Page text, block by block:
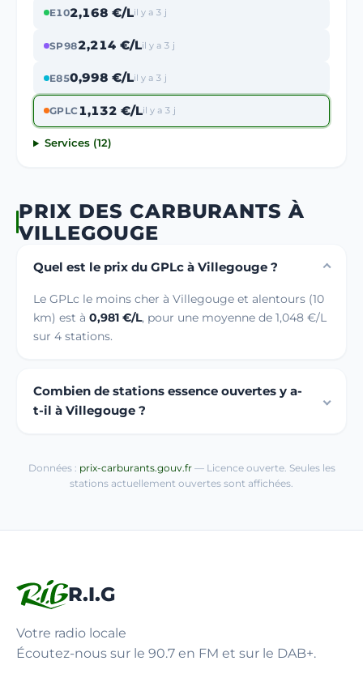
E102,168 €/Lil y a 3 j
SP982,214 €/Lil y a 3 j
E850,998 €/Lil y a 3 j
GPLC1,132 €/Lil y a 3 j
Services (12)
PRIX DES CARBURANTS À
VILLEGOUGE
Quel est le prix du GPLc à Villegouge ?
Le GPLc le moins cher à Villegouge et alentours (10
km) est à 0,981 €/L, pour une moyenne de 1,048 €/L
sur 4 stations.
Combien de stations essence ouvertes y a-
t-il à Villegouge ?
Données : prix-carburants.gouv.fr— Licence ouverte. Seules les
stations actuellement ouvertes sont affichées.
R.I.G
Votre radio locale
Écoutez-nous sur le 90.7 en FM et sur le DAB+.